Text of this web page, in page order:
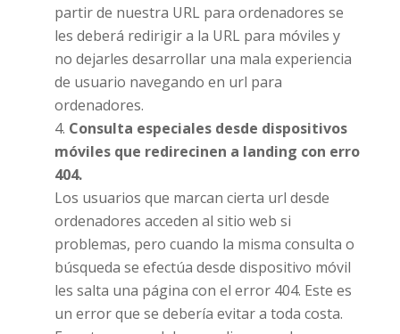
partir de nuestra URL para ordenadores se
les deberá redirigir a la URL para móviles y
no dejarles desarrollar una mala experiencia
de usuario navegando en url para
ordenadores.
Consulta especiales desde dispositivos
móviles que redirecinen a landing con erro
404.
Los usuarios que marcan cierta url desde
ordenadores acceden al sitio web si
problemas, pero cuando la misma consulta o
búsqueda se efectúa desde dispositivo móvil
les salta una página con el error 404. Este es
un error que se debería evitar a toda costa.